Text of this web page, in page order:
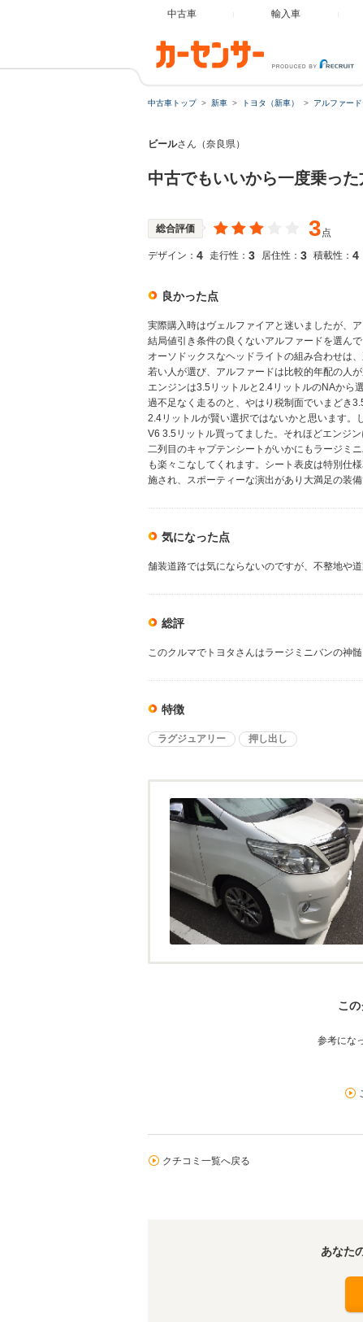
中古車 輸入車
中古車トップ 新車 トヨタ（新車） アルファード
ビールさん（奈良県）
中古でもいいから一度乗っ
総合評価 3点
デザイン： 4 走行性： 3 居住性： 3 積載性： 4
良かった点
実際購入時はヴェルファイアと迷いましたが、
結局値引き条件の良くないアルファードを選ん
オーソドックスなヘッドライトの組み合わせは
若い人が選び、アルファードは比較的年配の人
エンジンは3.5リットルと2.4リットルのNAから
過不足なく走るのと、やはり税制面でいまどき
2.4リットルが賢い選択ではないかと思います。
V6 3.5リットル買ってました。それほどエンジ
二列目のキャプテンシートがいかにもラージミ
も楽々こなしてくれます。シート表皮は特別仕
施され、スポーティーな演出があり大満足の装
気になった点
舗装道路では気にならないのですが、不整地や
総評
このクルマでトヨタさんはラージミニバンの神
特徴
ラグジュアリー 押し出し
こ
参考にな
クチコミ一覧へ戻る
あなた